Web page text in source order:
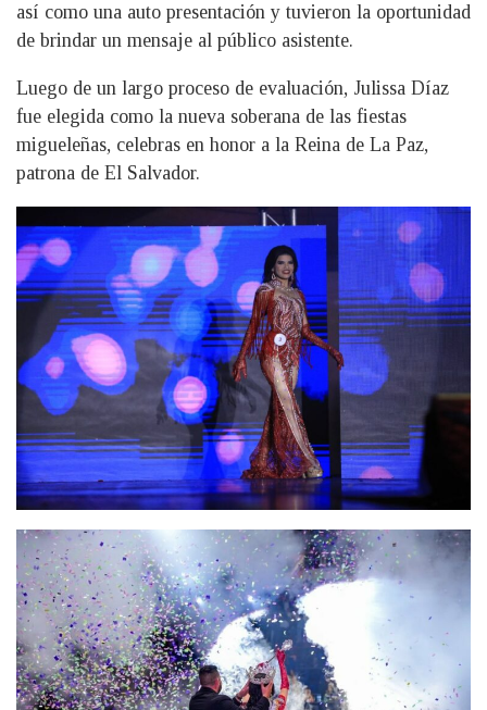
así como una auto presentación y tuvieron la oportunidad
de brindar un mensaje al público asistente.
Luego de un largo proceso de evaluación, Julissa Díaz
fue elegida como la nueva soberana de las fiestas
migueleñas, celebras en honor a la Reina de La Paz,
patrona de El Salvador.